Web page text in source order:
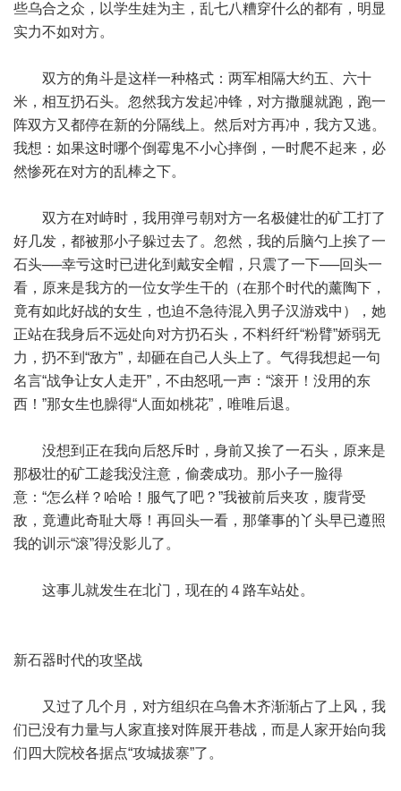
些乌合之众，以学生娃为主，乱七八糟穿什么的都有，明显
实力不如对方。
双方的角斗是这样一种格式：两军相隔大约五、六十
米，相互扔石头。忽然我方发起冲锋，对方撒腿就跑，跑一
阵双方又都停在新的分隔线上。然后对方再冲，我方又逃。
我想：如果这时哪个倒霉鬼不小心摔倒，一时爬不起来，必
然惨死在对方的乱棒之下。
双方在对峙时，我用弹弓朝对方一名极健壮的矿工打了
好几发，都被那小子躲过去了。忽然，我的后脑勺上挨了一
石头──幸亏这时已进化到戴安全帽，只震了一下──回头一
看，原来是我方的一位女学生干的（在那个时代的薰陶下，
竟有如此好战的女生，也迫不急待混入男子汉游戏中），她
正站在我身后不远处向对方扔石头，不料纤纤“粉臂”娇弱无
力，扔不到“敌方”，却砸在自己人头上了。气得我想起一句
名言“战争让女人走开”，不由怒吼一声：“滚开！没用的东
西！”那女生也臊得“人面如桃花”，唯唯后退。
没想到正在我向后怒斥时，身前又挨了一石头，原来是
那极壮的矿工趁我没注意，偷袭成功。那小子一脸得
意：“怎么样？哈哈！服气了吧？”我被前后夹攻，腹背受
敌，竟遭此奇耻大辱！再回头一看，那肇事的丫头早已遵照
我的训示“滚”得没影儿了。
这事儿就发生在北门，现在的４路车站处。
新石器时代的攻坚战
又过了几个月，对方组织在乌鲁木齐渐渐占了上风，我
们已没有力量与人家直接对阵展开巷战，而是人家开始向我
们四大院校各据点“攻城拔寨”了。